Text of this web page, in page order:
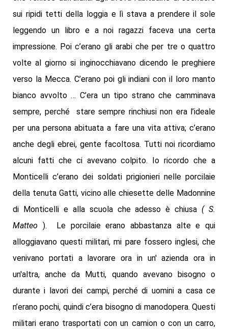
sui ripidi tetti della loggia e lì stava a prendere il sole
leggendo un libro e a noi ragazzi faceva una certa
impressione. Poi c’erano gli arabi che per tre o quattro
volte al giorno si inginocchiavano dicendo le preghiere
verso la Mecca. C’erano poi gli indiani con il loro manto
bianco avvolto … C’era un tipo strano che camminava
sempre, perché stare sempre rinchiusi non era l’ideale
per una persona abituata a fare una vita attiva; c’erano
anche degli ebrei, gente facoltosa. Tutti noi ricordiamo
alcuni fatti che ci avevano colpito. Io ricordo che a
Monticelli c’erano dei soldati prigionieri nelle porcilaie
della tenuta Gatti, vicino alle chiesette delle Madonnine
di Monticelli e alla scuola che adesso è chiusa ( S.
Matteo ). Le porcilaie erano abbastanza alte e qui
alloggiavano questi militari, mi pare fossero inglesi, che
venivano portati a lavorare ora in un' azienda ora in
un'altra, anche da Mutti, quando avevano bisogno o
durante i lavori dei campi, perché di uomini a casa ce
n’erano pochi, quindi c’era bisogno di manodopera. Questi
militari erano trasportati con un camion o con un carro,